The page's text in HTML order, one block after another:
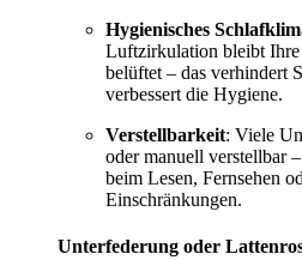
Hygienisches
Luftzirkulation bleibt
belüftet – das verhindert
verbessert die Hygiene.
Verstellbarkeit: Viele
oder manuell verstellbar
beim Lesen, Fernsehen
Einschränkungen.
Unterfederung oder